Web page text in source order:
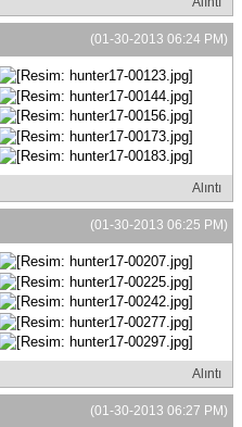
(01-30-2013 06:24 PM)
Alıntı
(01-30-2013 06:25 PM)
Alıntı
(01-30-2013 06:27 PM)